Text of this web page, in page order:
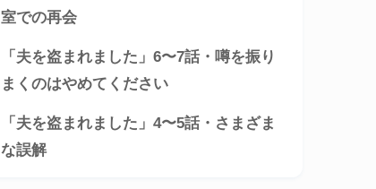
室での再会
「夫を盗まれました」6〜7話・噂を振り
まくのはやめてください
「夫を盗まれました」4〜5話・さまざま
な誤解